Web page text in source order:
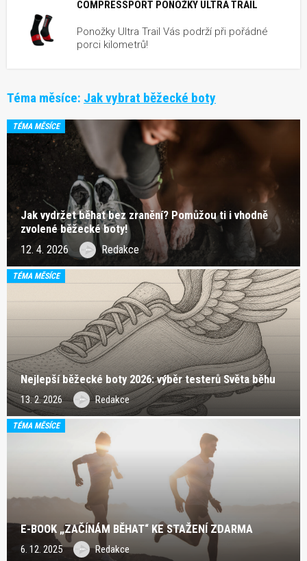
COMPRESSPORT PONOŽKY ULTRA TRAIL
Ponožky Ultra Trail Vás podrží při pořádné
porci kilometrů!
Téma měsíce: Jak vybrat běžecké boty
TÉMA MĚSÍCE
Jak vydržet běhat bez zranění? Pomůžou ti i vhodně
zvolené běžecké boty!
12. 4. 2026 Redakce
TÉMA MĚSÍCE
Nejlepší běžecké boty 2026: výběr testerů Světa běhu
13. 2. 2026 Redakce
TÉMA MĚSÍCE
E-BOOK „ZAČÍNÁM BĚHAT“ KE STAŽENÍ ZDARMA
6. 12. 2025 Redakce